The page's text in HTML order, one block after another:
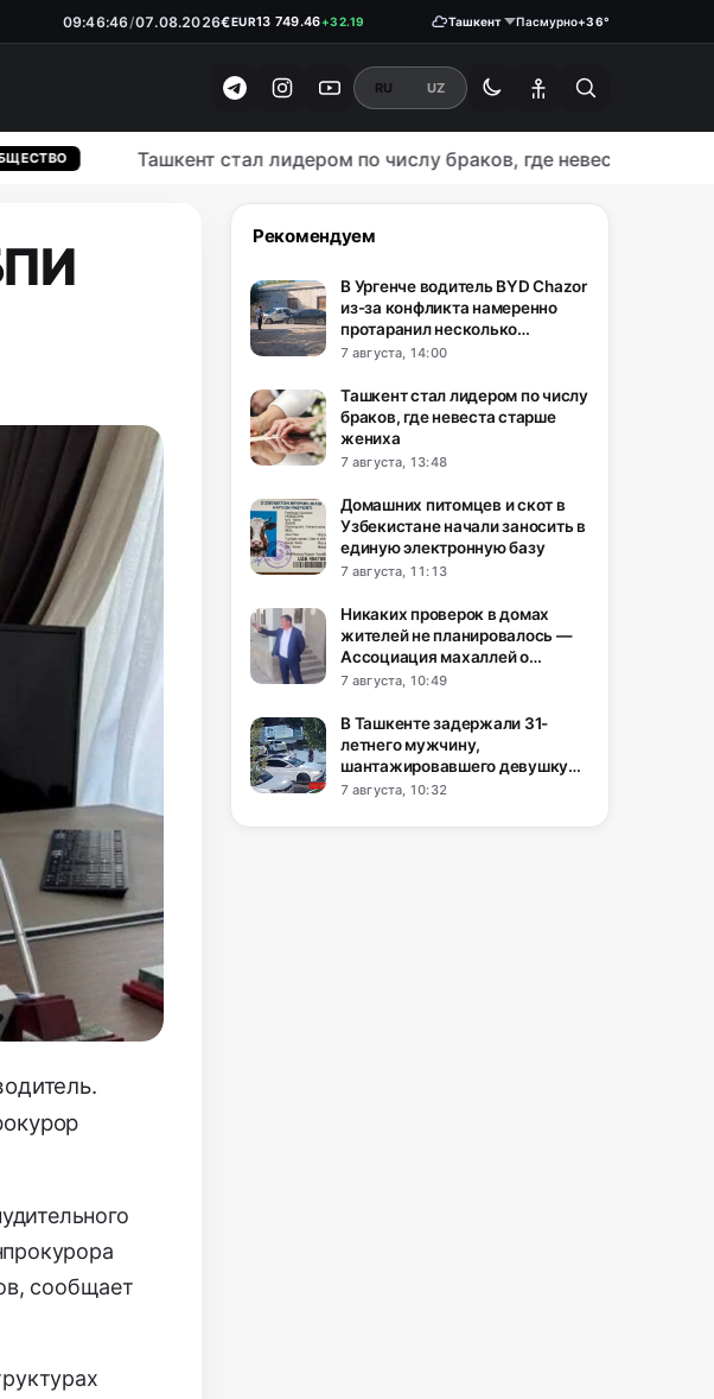
09:46:47/07.08.2026€EUR13 749.46+32.19
₽RUB146.19000.18
Ташкент Пасмурно+36°
RU UZ
Ташкент стал лидером по числу браков, где невеста старше
сообщает
Рекомендуем
В Ургенче водитель BYD Chazor
из-за конфликта намеренно
протаранил несколько
автомобилей
7 августа, 14:00
Ташкент стал лидером по числу
браков, где невеста старше
жениха
7 августа, 13:48
Домашних питомцев и скот в
Узбекистане начали заносить в
единую электронную базу
7 августа, 11:13
Никаких проверок в домах
жителей не планировалось —
Ассоциация махаллей о
действиях хокима Шахрисабза
7 августа, 10:49
В Ташкенте задержали 31-
летнего мужчину,
шантажировавшего девушку
интимными фото
7 августа, 10:32